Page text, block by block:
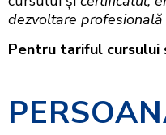
dezvoltare profesională
Pentru tariful cursului